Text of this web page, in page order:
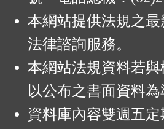
本網站提供法規之
法律諮詢服務。
本網站法規資料若
以公布之書面資料為
資料庫內容雙週五